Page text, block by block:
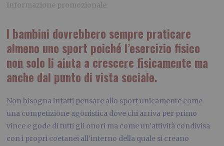
Informazione promozionale
I bambini dovrebbero sempre praticare
almeno uno sport poiché l’esercizio fisico
non solo li aiuta a crescere fisicamente ma
anche dal punto di vista sociale.
Non bisogna infatti pensare allo sport unicamente come
una competizione agonistica dove chi arriva per primo
vince e gode di tutti gli onori ma come un’attività condivisa
con i propri coetanei all’interno della quale si creano